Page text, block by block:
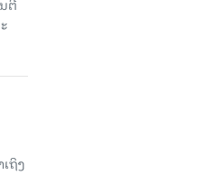
ຕີ
ຖິງ